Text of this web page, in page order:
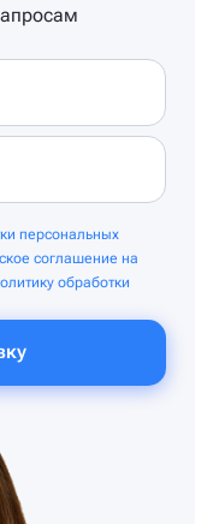
персональных
соглашение на
обработки